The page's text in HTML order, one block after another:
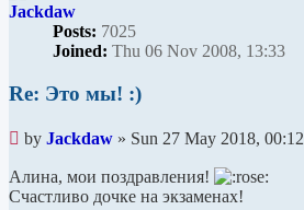
Jackdaw
Posts: 7025
Joined: Thu 06 Nov 2008, 13:33
Re: Это мы! :)
Unread
post
by Jackdaw » Sun 27 May 2018, 00:12
Алина, мои поздравления!
Счастливо дочке на экзаменах!